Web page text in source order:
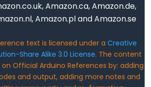
Amazon.ca, Amazon.de,
Amazon.pl and Amazon.se
text is licensed under aCreative
Share Alike 3.0 License. The content
Official Arduino References by: adding
and output, adding more notes and